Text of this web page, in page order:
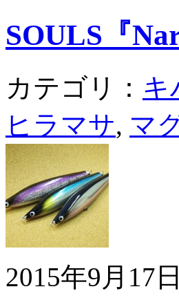
SOULS『
カテゴリ： キ
ヒラマサ, マ
2015年9月17